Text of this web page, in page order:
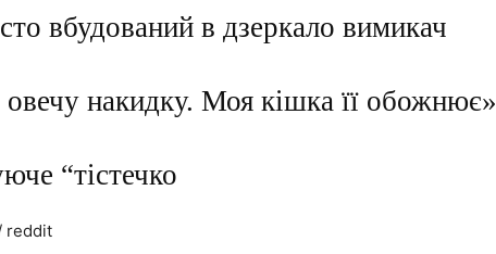
вбудований в дзеркало вимикач
накидку. Моя кішка її обожнює»
“тістечко
reddit